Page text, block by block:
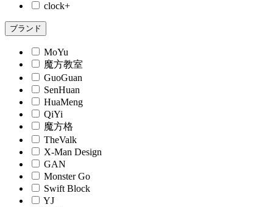
clock+
ブランド
MoYu
魔方教室
GuoGuan
SenHuan
HuaMeng
QiYi
魔方格
TheValk
X-Man Design
GAN
Monster Go
Swift Block
YJ